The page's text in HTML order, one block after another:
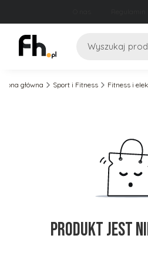
Szukaj
główna Sport i Fitness Fitness i
Produkt jest